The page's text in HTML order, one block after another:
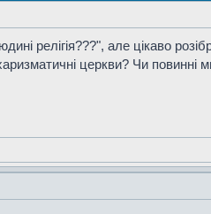
релігія???", але цікаво
церкви? Чи повинні